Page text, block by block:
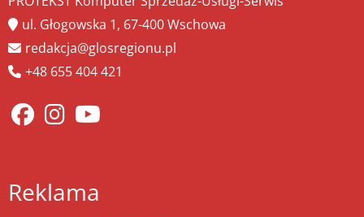
ul. Głogowska 1, 67-400 Wschowa
redakcja@glosregionu.pl
+48 655 404 421
Reklama